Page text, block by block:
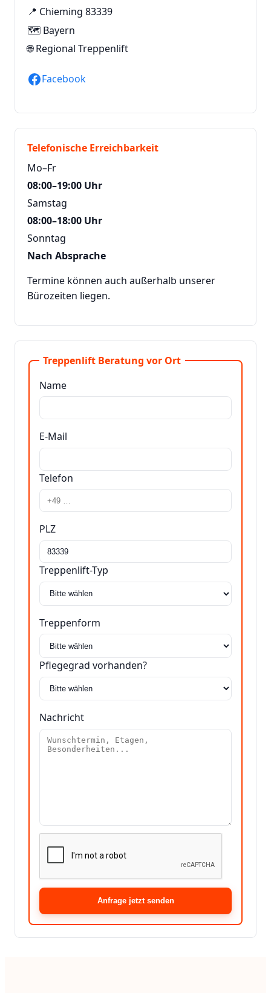
📍 Chieming 83339
🗺️ Bayern
🌐Regional Treppenlift
Facebook
Telefonische Erreichbarkeit
Mo–Fr
08:00–19:00 Uhr
Samstag
08:00–18:00 Uhr
Sonntag
Nach Absprache
Termine können auch außerhalb unserer
Bürozeiten liegen.
Treppenlift Beratung vor Ort
Name
E-Mail
Telefon
PLZ
Treppenlift-Typ
Treppenform
Pflegegrad vorhanden?
Nachricht
Anfrage jetzt senden